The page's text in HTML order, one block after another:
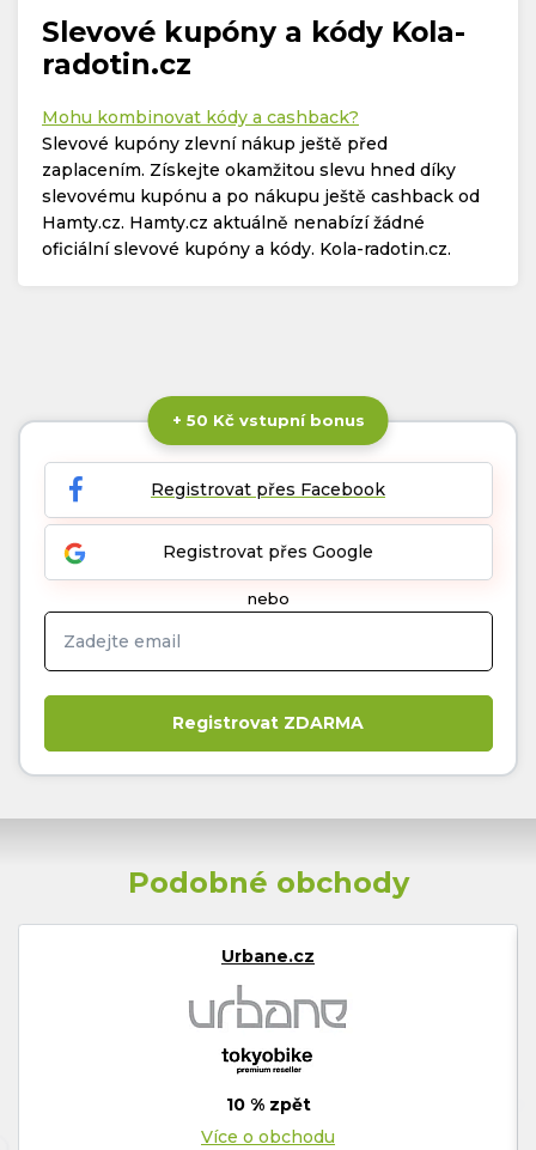
Slevové kupóny a kódy Kola-
radotin.cz
Mohu kombinovat kódy a cashback?
Slevové kupóny zlevní nákup ještě před
zaplacením. Získejte okamžitou slevu hned díky
slevovému kupónu a po nákupu ještě cashback od
Hamty.cz. Hamty.cz aktuálně nenabízí žádné
oficiální slevové kupóny a kódy. Kola-radotin.cz.
+ 50 Kč vstupní bonus
Registrovat přes Facebook
Registrovat přes Google
nebo
Podobné obchody
Urbane.cz
10 % zpět
Více o obchodu